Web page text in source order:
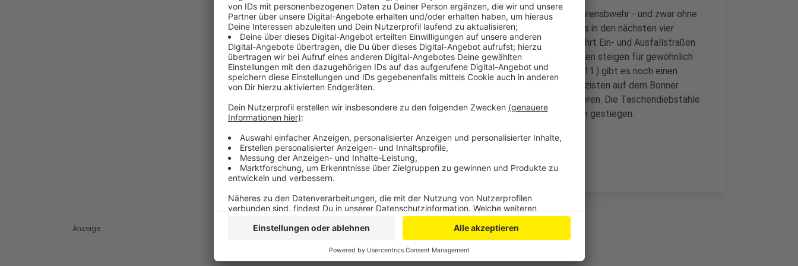
Das ermöglicht der Polizei Anhalte- und Sichtkontrollen zur Gefahrenabwehr - und zwar ohne
dass sie einen konkreten Verdacht haben muss. Zum einen geht es in den nächsten vier
Wochen um die Bekämpfung von Einbrüchen. Dafür werden vermehrt Ein- und Ausfallstraßen
an aktuellen Brennpunkten kontrolliert. Die Fallzahlen bei Einbrüchen steigen für gewöhnlich
zwischen Oktober und Dezember, sagt die Polizei. Ab Freitag (24.11.) gibt es noch einen
weiteren Schwerpunkt bei Taschendiebstählen. Dann werden Polizisten auf dem Bonner
Weihnachtsmarkt und beim Godesberger Niklolausmarkt kontrollieren. Die Taschendiebstähle
sind in diesem Jahr schon um 17 Prozent gegenüber den Vorjahren gestiegen.
Anzeige
Anzeige